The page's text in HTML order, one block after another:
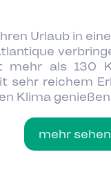
Urlaub in
mehr als 130
sehr reichem
Klima
mehr sehen